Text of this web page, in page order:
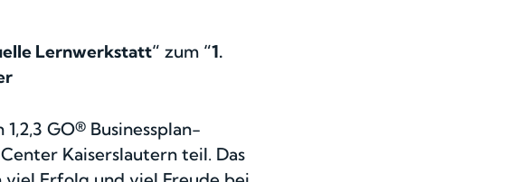
Lernwerkstatt“ zum “1.
GO® Businessplan-
Kaiserslautern teil. Das